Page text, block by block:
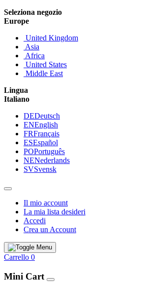
Seleziona negozio
Europe
United Kingdom
Asia
Africa
United States
Middle East
Lingua
Italiano
DEDeutsch
ENEnglish
FRFrançais
ESEspañol
POPortuguês
NENederlands
SVSvensk
Il mio account
La mia lista desideri
Accedi
Crea un Account
Carrello 0
Mini Cart